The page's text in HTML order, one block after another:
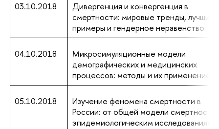
03.10.2018
Дивергенция и конвергенция в
смертности: мировые тренды, лучшие
примеры и гендерное неравенство
04.10.2018
Микросимуляционные модели
демографических и медицинских
процессов: методы и их применение
05.10.2018
Изучение феномена смертности в
России: от общей модели смертности
эпидемиологическим исследованиям